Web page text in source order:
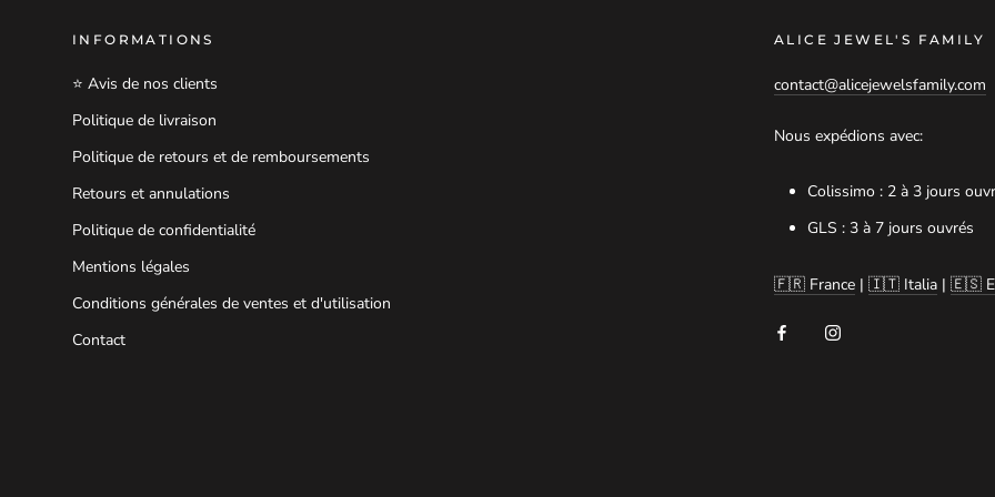
INFORMATIONS
⭐ Avis de nos clients
Politique de livraison
Politique de retours et de remboursements
Retours et annulations
Politique de confidentialité
Mentions légales
Conditions générales de ventes et d'utilisation
Contact
ALICE JEWEL'S FAMILY
contact@alicejewelsfamily.com
Nous expédions avec:
Colissimo : 2 à 3 jours
GLS : 3 à 7 jours ouvrés
🇫🇷 France | 🇮🇹 Italia | 🇪🇸